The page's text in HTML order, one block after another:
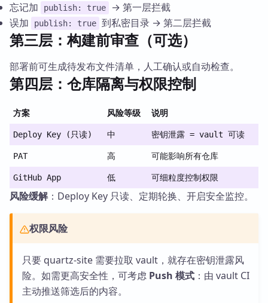
忘记加
publish: true
→ 第一层拦截
误加
publish: true 到私密目录 → 第二层拦截
第三层：构建前审查（可选）
部署前可生成待发布文件清单，人工确认或自动检查。
第四层：仓库隔离与权限控制
方案 风险等级 说明
Deploy Key (只读) 中 密钥泄露 = vault 可读
PAT 高 可能影响所有仓库
GitHub App 低 可细粒度控制权限
风险缓解：Deploy Key 只读、定期轮换、开启安全监控。
权限风险
只要 quartz-site 需要拉取 vault，就存在密钥泄露风
险。如需更高安全性，可考虑 Push 模式：由 vault CI
主动推送筛选后的内容。